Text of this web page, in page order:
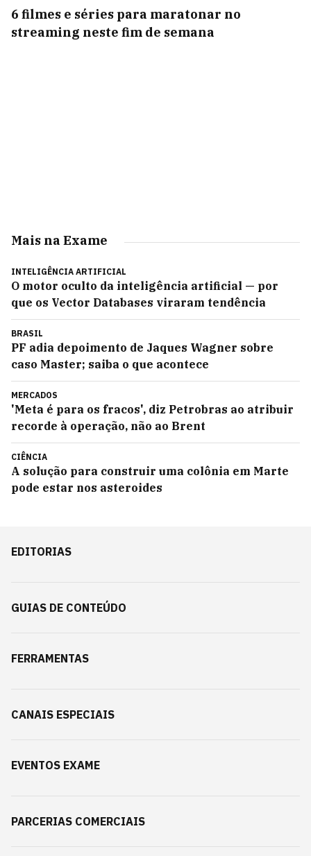
6 filmes e séries para maratonar no
streaming neste fim de semana
Mais na Exame
INTELIGÊNCIA ARTIFICIAL
O motor oculto da inteligência artificial — por
que os Vector Databases viraram tendência
BRASIL
PF adia depoimento de Jaques Wagner sobre
caso Master; saiba o que acontece
MERCADOS
'Meta é para os fracos', diz Petrobras ao atribuir
recorde à operação, não ao Brent
CIÊNCIA
A solução para construir uma colônia em Marte
pode estar nos asteroides
EDITORIAS
GUIAS DE CONTEÚDO
FERRAMENTAS
CANAIS ESPECIAIS
EVENTOS EXAME
PARCERIAS COMERCIAIS